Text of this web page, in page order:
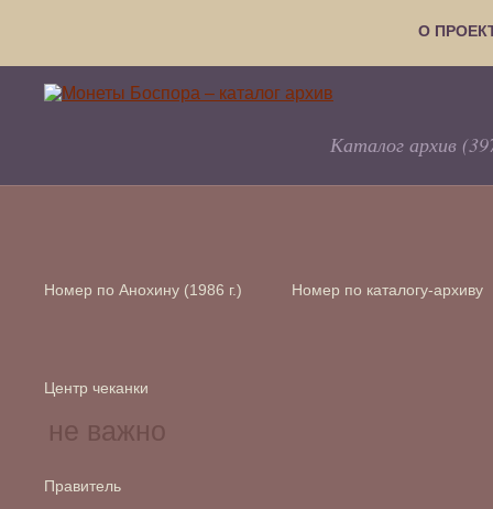
О
Каталог архив
Номер по Анохину (1986 г.) Номер по каталогу-архиву
Центр чеканки
Правитель